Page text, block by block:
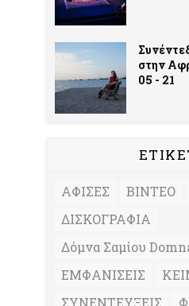
στην
05 - 21
ΑΦΙΣΕΣ ΒΙΝΤΕΟ
ΔΙΣΚΟΓΡΑΦΙΑ
Δόμνα Σαμίου
ΕΜΦΑΝΙΣΕΙΣ
ΣΥΝΕΝΤΕΥΞΕΙΣ